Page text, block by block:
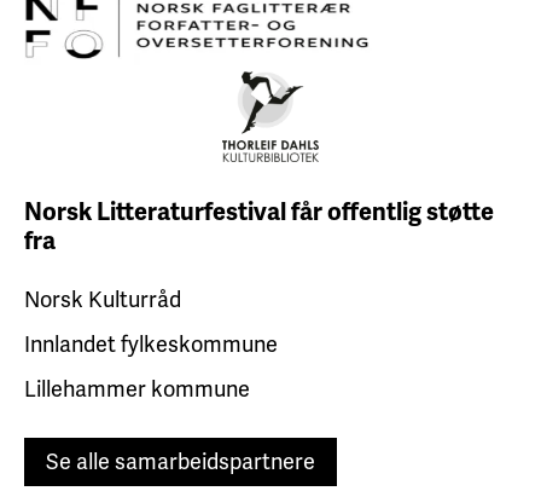
Norsk Litteraturfestival fåroffentlig støtte
fra
Norsk Kulturråd
Innlandet fylkeskommune
Lillehammer kommune
Se alle samarbeidspartnere